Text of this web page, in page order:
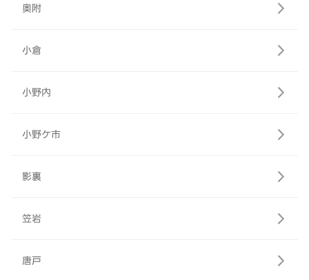
奥附
小倉
小野内
小野ケ市
影裏
笠岩
唐戸